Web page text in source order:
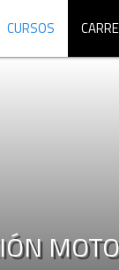
CURSOS